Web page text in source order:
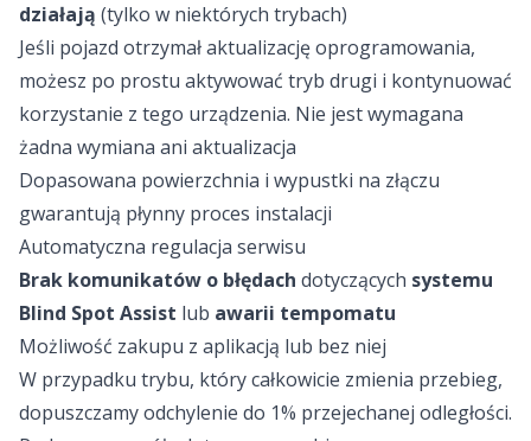
działają (tylko w niektórych trybach)
Jeśli pojazd otrzymał aktualizację oprogramowania,
możesz po prostu aktywować tryb drugi i kontynuować
korzystanie z tego urządzenia. Nie jest wymagana
żadna wymiana ani aktualizacja
Dopasowana powierzchnia i wypustki na złączu
gwarantują płynny proces instalacji
Automatyczna regulacja serwisu
Brak komunikatów o błędach dotyczących systemu
Blind Spot Assist lub awarii tempomatu
Możliwość zakupu z aplikacją lub bez niej
W przypadku trybu, który całkowicie zmienia przebieg,
dopuszczamy odchylenie do 1% przejechanej odległości.